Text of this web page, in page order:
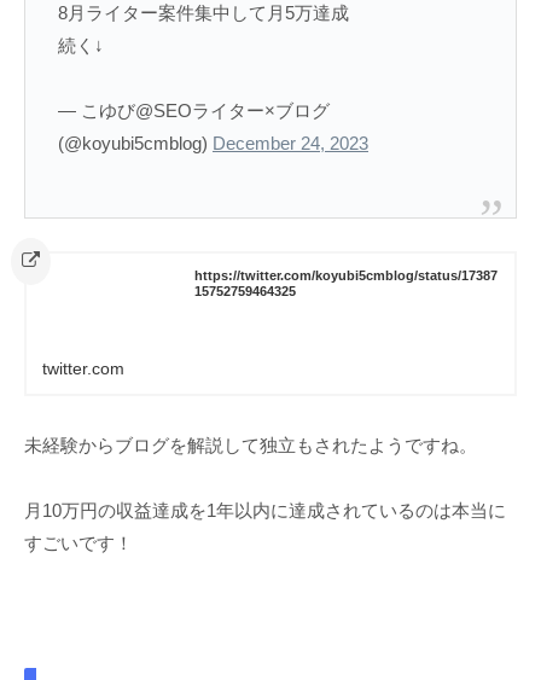
8月ライター案件集中して月5万達成
続く↓
— こゆび@SEOライター×ブログ
(@koyubi5cmblog) December 24, 2023
https://twitter.com/koyubi5cmblog/status/17387
15752759464325
twitter.com
未経験からブログを解説して独立もされたようですね。
月10万円の収益達成を1年以内に達成されているのは本当に
すごいです！